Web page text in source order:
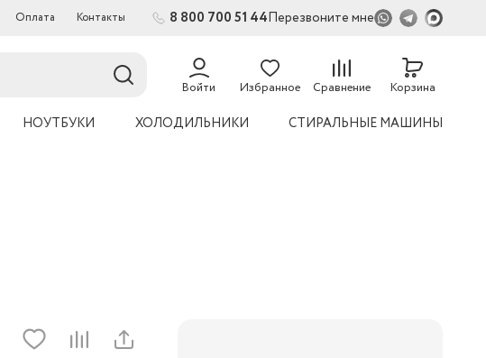
Оплата Контакты 8 800 700 51 44Перезвоните мне
Войти Избранное Сравнение
54
Корзина
НОУТБУКИ ХОЛОДИЛЬНИКИ СТИРАЛЬНЫЕ МАШИНЫ